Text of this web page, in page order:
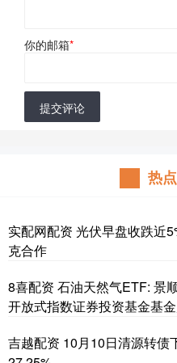
你的邮箱*
提交评论
热
实配网配资 光伏早盘收跌近
克合作
8喜配资 石油天然气ETF: 景
开放式指数证券投资基金基
吉越配资 10月10日清源转债